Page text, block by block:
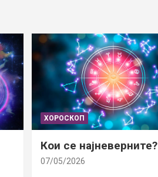
ХОРОСКОП
Кои се најневерните?
07/05/2026